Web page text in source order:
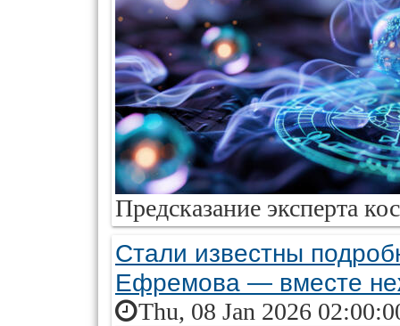
Предсказание эксперта
Стали известны
Ефремова — вместе
Thu, 08 Jan 2026